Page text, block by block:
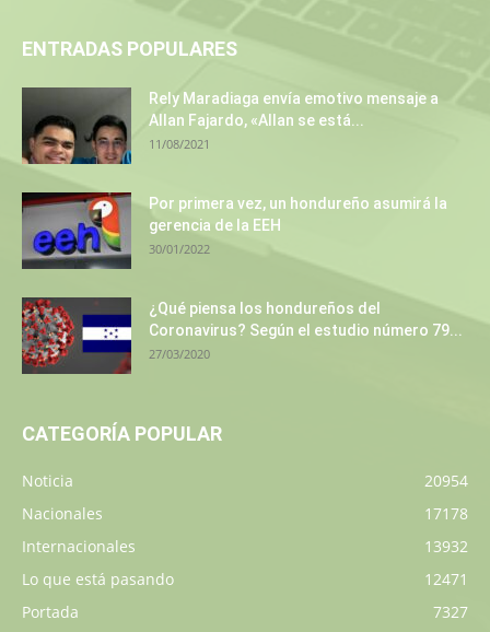
ENTRADAS POPULARES
Rely Maradiaga envía emotivo mensaje a
Allan Fajardo, «Allan se está...
11/08/2021
Por primera vez, un hondureño asumirá la
gerencia de la EEH
30/01/2022
¿Qué piensa los hondureños del
Coronavirus? Según el estudio número 79...
27/03/2020
CATEGORÍA POPULAR
Noticia
20954
Nacionales
17178
Internacionales
13932
Lo que está pasando
12471
Portada
7327